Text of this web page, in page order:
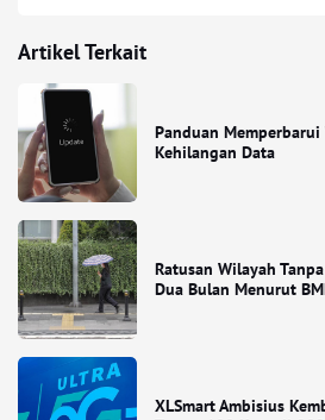
Artikel Terkait
Panduan
Kehilangan Data
Ratusan Wilayah
Dua Bulan Menurut
XLSmart Ambisius